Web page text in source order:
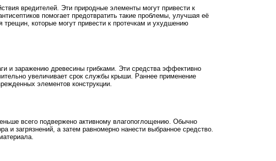
вредителей. Эти природные элементы могут привести к
помогает предотвратить такие проблемы, улучшая её
трещин, которые могут привести к протечкам и ухудшению
и заражению древесины грибками. Эти средства эффективно
увеличивает срок службы крыши. Раннее применение
элементов конструкции.
всего подвержено активному влагопоглощению. Обычно
и загрязнений, а затем равномерно нанести выбранное средство.